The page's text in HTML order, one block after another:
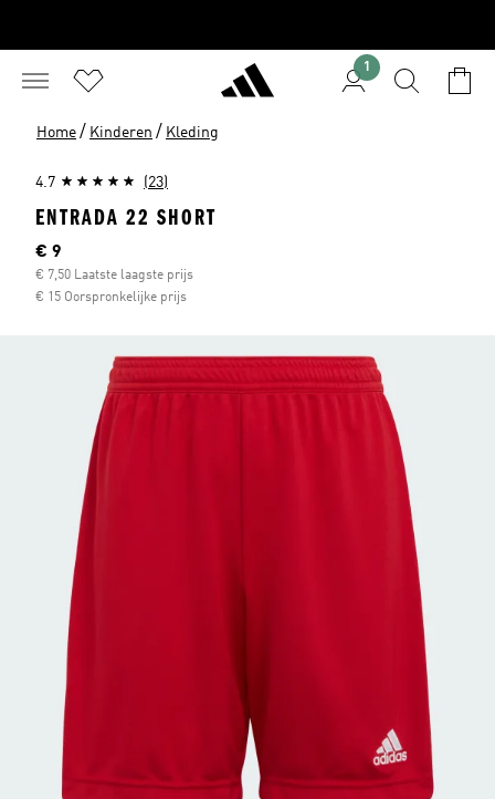
1
Home / Kinderen / Kleding
4.7 (23)
ENTRADA 22 SHORT
Current price
€ 9
€ 7,50 Laatste laagste prijs
€ 15 Oorspronkelijke prijs